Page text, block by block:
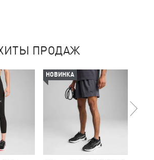
ПРОДАЖ
НОВИНКА